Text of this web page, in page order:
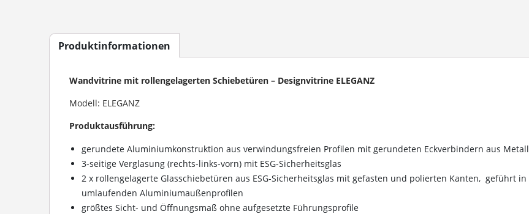
Produktinformationen
Wandvitrine mit rollengelagerten Schiebetüren – Designvitrine ELEGANZ
Modell: ELEGANZ
Produktausführung:
gerundete Aluminiumkonstruktion aus verwindungsfreien Profilen mit gerundeten Eckverbindern aus Metall
3-seitige Verglasung (rechts-links-vorn) mit ESG-Sicherheitsglas
2 x rollengelagerte Glasschiebetüren aus ESG-Sicherheitsglas mit gefasten und polierten Kanten, geführt in
umlaufenden Aluminiumaußenprofilen
größtes Sicht- und Öffnungsmaß ohne aufgesetzte Führungsprofile